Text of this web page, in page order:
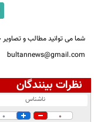
شما می توانید مطالب و تصاویر
bultannews@gmail.com
نظرات بینندگان
در انتظار بررسی:۱
ناشناس
0
0